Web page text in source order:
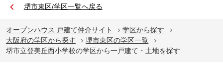
堺市東区/学区一覧へ戻る
オープンハウス 戸建て仲介サイト
学区から探す
大阪府の学区から探す
堺市東区の学区一覧
堺市立登美丘西小学校の学区から一戸建て・土地を探す